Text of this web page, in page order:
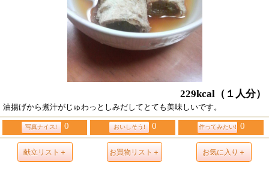
229kcal （１人分）
油揚げから煮汁がじゅわっとしみだしてとても美味しいです。
写真ナイス! 0 おいしそう! 0 作ってみたい! 0
献立リスト＋ お買物リスト＋ お気に入り＋